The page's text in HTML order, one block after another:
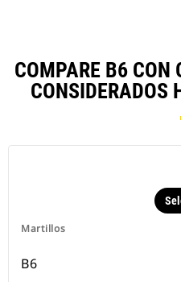
COMPARE B6 CON
CONSIDERADOS
Martillos
B6